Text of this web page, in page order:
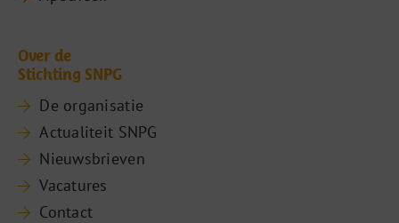
Over de
Stichting SNPG
De organisatie
Actualiteit SNPG
Nieuwsbrieven
Vacatures
Contact